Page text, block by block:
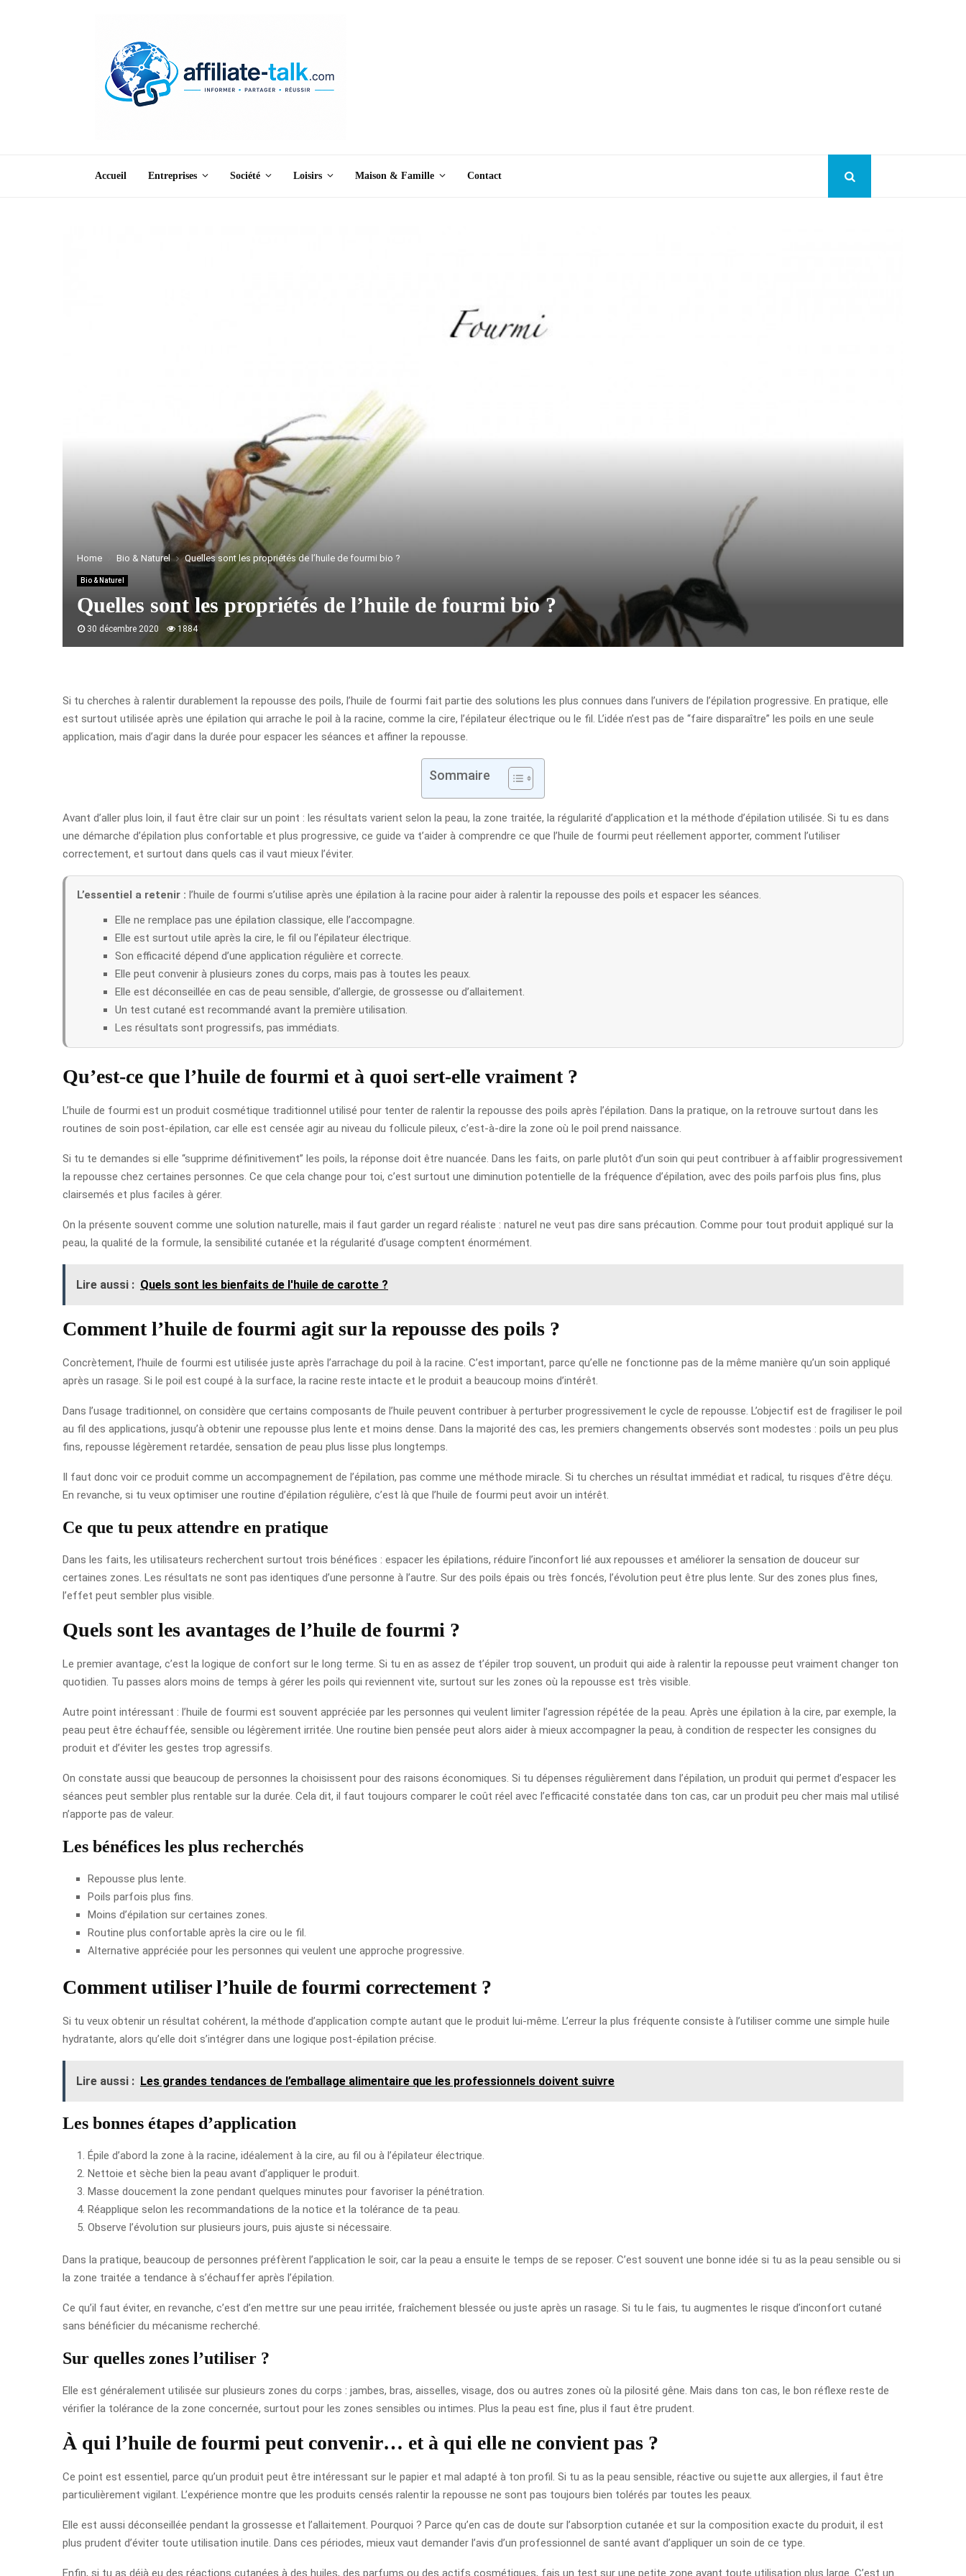
Accueil Entreprises Société Loisirs Maison & Famille Contact
Home Bio & Naturel Quelles sont les propriétés de l’huile de fourmi bio ?
Bio & Naturel
Quelles sont les propriétés de l’huile de fourmi bio ?
30 décembre 2020 1884
Si tu cherches à ralentir durablement la repousse des poils, l’huile de fourmi fait partie des solutions les plus connues dans l’univers de l’épilation progressive. En pratique, elle
est surtout utilisée après une épilation qui arrache le poil à la racine, comme la cire, l’épilateur électrique ou le fil. L’idée n’est pas de “faire disparaître” les poils en une seule
application, mais d’agir dans la durée pour espacer les séances et affiner la repousse.
Sommaire
Avant d’aller plus loin, il faut être clair sur un point : les résultats varient selon la peau, la zone traitée, la régularité d’application et la méthode d’épilation utilisée. Si tu es dans
une démarche d’épilation plus confortable et plus progressive, ce guide va t’aider à comprendre ce que l’huile de fourmi peut réellement apporter, comment l’utiliser
correctement, et surtout dans quels cas il vaut mieux l’éviter.
L’essentiel a retenir : l’huile de fourmi s’utilise après une épilation à la racine pour aider à ralentir la repousse des poils et espacer les séances.
Elle ne remplace pas une épilation classique, elle l’accompagne.
Elle est surtout utile après la cire, le fil ou l’épilateur électrique.
Son efficacité dépend d’une application régulière et correcte.
Elle peut convenir à plusieurs zones du corps, mais pas à toutes les peaux.
Elle est déconseillée en cas de peau sensible, d’allergie, de grossesse ou d’allaitement.
Un test cutané est recommandé avant la première utilisation.
Les résultats sont progressifs, pas immédiats.
Qu’est-ce que l’huile de fourmi et à quoi sert-elle vraiment ?
L’huile de fourmi est un produit cosmétique traditionnel utilisé pour tenter de ralentir la repousse des poils après l’épilation. Dans la pratique, on la retrouve surtout dans les
routines de soin post-épilation, car elle est censée agir au niveau du follicule pileux, c’est-à-dire la zone où le poil prend naissance.
Si tu te demandes si elle “supprime définitivement” les poils, la réponse doit être nuancée. Dans les faits, on parle plutôt d’un soin qui peut contribuer à affaiblir progressivement
la repousse chez certaines personnes. Ce que cela change pour toi, c’est surtout une diminution potentielle de la fréquence d’épilation, avec des poils parfois plus fins, plus
clairsemés et plus faciles à gérer.
On la présente souvent comme une solution naturelle, mais il faut garder un regard réaliste : naturel ne veut pas dire sans précaution. Comme pour tout produit appliqué sur la
peau, la qualité de la formule, la sensibilité cutanée et la régularité d’usage comptent énormément.
Lire aussi : Quels sont les bienfaits de l'huile de carotte ?
Comment l’huile de fourmi agit sur la repousse des poils ?
Concrètement, l’huile de fourmi est utilisée juste après l’arrachage du poil à la racine. C’est important, parce qu’elle ne fonctionne pas de la même manière qu’un soin appliqué
après un rasage. Si le poil est coupé à la surface, la racine reste intacte et le produit a beaucoup moins d’intérêt.
Dans l’usage traditionnel, on considère que certains composants de l’huile peuvent contribuer à perturber progressivement le cycle de repousse. L’objectif est de fragiliser le poil
au fil des applications, jusqu’à obtenir une repousse plus lente et moins dense. Dans la majorité des cas, les premiers changements observés sont modestes : poils un peu plus
fins, repousse légèrement retardée, sensation de peau plus lisse plus longtemps.
Il faut donc voir ce produit comme un accompagnement de l’épilation, pas comme une méthode miracle. Si tu cherches un résultat immédiat et radical, tu risques d’être déçu.
En revanche, si tu veux optimiser une routine d’épilation régulière, c’est là que l’huile de fourmi peut avoir un intérêt.
Ce que tu peux attendre en pratique
Dans les faits, les utilisateurs recherchent surtout trois bénéfices : espacer les épilations, réduire l’inconfort lié aux repousses et améliorer la sensation de douceur sur
certaines zones. Les résultats ne sont pas identiques d’une personne à l’autre. Sur des poils épais ou très foncés, l’évolution peut être plus lente. Sur des zones plus fines,
l’effet peut sembler plus visible.
Quels sont les avantages de l’huile de fourmi ?
Le premier avantage, c’est la logique de confort sur le long terme. Si tu en as assez de t’épiler trop souvent, un produit qui aide à ralentir la repousse peut vraiment changer ton
quotidien. Tu passes alors moins de temps à gérer les poils qui reviennent vite, surtout sur les zones où la repousse est très visible.
Autre point intéressant : l’huile de fourmi est souvent appréciée par les personnes qui veulent limiter l’agression répétée de la peau. Après une épilation à la cire, par exemple, la
peau peut être échauffée, sensible ou légèrement irritée. Une routine bien pensée peut alors aider à mieux accompagner la peau, à condition de respecter les consignes du
produit et d’éviter les gestes trop agressifs.
On constate aussi que beaucoup de personnes la choisissent pour des raisons économiques. Si tu dépenses régulièrement dans l’épilation, un produit qui permet d’espacer les
séances peut sembler plus rentable sur la durée. Cela dit, il faut toujours comparer le coût réel avec l’efficacité constatée dans ton cas, car un produit peu cher mais mal utilisé
n’apporte pas de valeur.
Les bénéfices les plus recherchés
Repousse plus lente.
Poils parfois plus fins.
Moins d’épilation sur certaines zones.
Routine plus confortable après la cire ou le fil.
Alternative appréciée pour les personnes qui veulent une approche progressive.
Comment utiliser l’huile de fourmi correctement ?
Si tu veux obtenir un résultat cohérent, la méthode d’application compte autant que le produit lui-même. L’erreur la plus fréquente consiste à l’utiliser comme une simple huile
hydratante, alors qu’elle doit s’intégrer dans une logique post-épilation précise.
Lire aussi : Les grandes tendances de l’emballage alimentaire que les professionnels doivent suivre
Les bonnes étapes d’application
Épile d’abord la zone à la racine, idéalement à la cire, au fil ou à l’épilateur électrique.
Nettoie et sèche bien la peau avant d’appliquer le produit.
Masse doucement la zone pendant quelques minutes pour favoriser la pénétration.
Réapplique selon les recommandations de la notice et la tolérance de ta peau.
Observe l’évolution sur plusieurs jours, puis ajuste si nécessaire.
Dans la pratique, beaucoup de personnes préfèrent l’application le soir, car la peau a ensuite le temps de se reposer. C’est souvent une bonne idée si tu as la peau sensible ou si
la zone traitée a tendance à s’échauffer après l’épilation.
Ce qu’il faut éviter, en revanche, c’est d’en mettre sur une peau irritée, fraîchement blessée ou juste après un rasage. Si tu le fais, tu augmentes le risque d’inconfort cutané
sans bénéficier du mécanisme recherché.
Sur quelles zones l’utiliser ?
Elle est généralement utilisée sur plusieurs zones du corps : jambes, bras, aisselles, visage, dos ou autres zones où la pilosité gêne. Mais dans ton cas, le bon réflexe reste de
vérifier la tolérance de la zone concernée, surtout pour les zones sensibles ou intimes. Plus la peau est fine, plus il faut être prudent.
À qui l’huile de fourmi peut convenir… et à qui elle ne convient pas ?
Ce point est essentiel, parce qu’un produit peut être intéressant sur le papier et mal adapté à ton profil. Si tu as la peau sensible, réactive ou sujette aux allergies, il faut être
particulièrement vigilant. L’expérience montre que les produits censés ralentir la repousse ne sont pas toujours bien tolérés par toutes les peaux.
Elle est aussi déconseillée pendant la grossesse et l’allaitement. Pourquoi ? Parce qu’en cas de doute sur l’absorption cutanée et sur la composition exacte du produit, il est
plus prudent d’éviter toute utilisation inutile. Dans ces périodes, mieux vaut demander l’avis d’un professionnel de santé avant d’appliquer un soin de ce type.
Enfin, si tu as déjà eu des réactions cutanées à des huiles, des parfums ou des actifs cosmétiques, fais un test sur une petite zone avant toute utilisation plus large. C’est un